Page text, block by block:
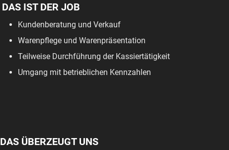
DAS IST DER JOB
Kundenberatung und Verkauf
Warenpflege und Warenpräsentation
Teilweise Durchführung der Kassiertätigkeit
Umgang mit betrieblichen Kennzahlen
DAS ÜBERZEUGT UNS